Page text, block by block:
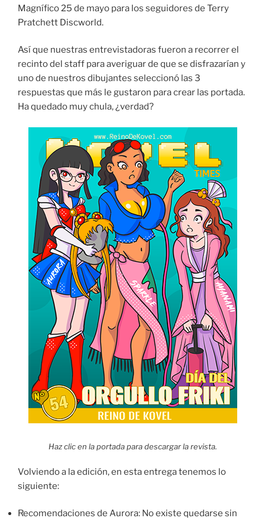
Magnífico 25 de mayo para los seguidores de Terry
Pratchett Discworld.
Así que nuestras entrevistadoras fueron a recorrer el
recinto del staff para averiguar de que se disfrazarían y
uno de nuestros dibujantes seleccionó las 3
respuestas que más le gustaron para crear las portada.
Ha quedado muy chula, ¿verdad?
Haz clic en la portada para descargar la revista.
Volviendo a la edición, en esta entrega tenemos lo
siguiente:
Recomendaciones de Aurora: No existe quedarse sin